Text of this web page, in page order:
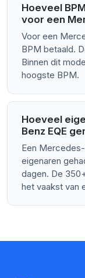
Hoeveel
voor een
Voor een
BPM betaald.
Binnen dit
hoogste BPM.
Hoeveel
Benz EQE
Een
eigenaren
dagen. De
het vaakst van